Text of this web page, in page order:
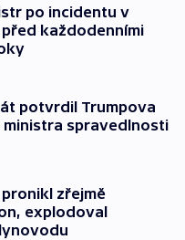
po incidentu v
každodenními
potvrdil Trumpova
ministra spravedlnosti
zřejmě
explodoval